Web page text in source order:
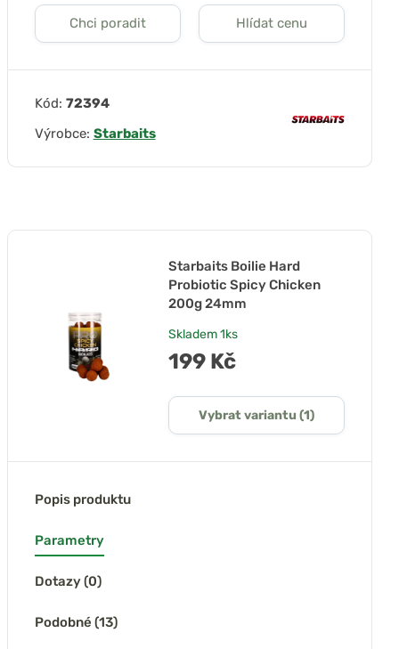
Chci poradit Hlídat cenu
Kód: 72394
Výrobce: Starbaits
Starbaits Boilie Hard
Probiotic Spicy Chicken
200g 24mm
Skladem1ks
199 Kč
Vybrat variantu (1)
Popis produktu
Parametry
Dotazy (0)
Podobné (13)